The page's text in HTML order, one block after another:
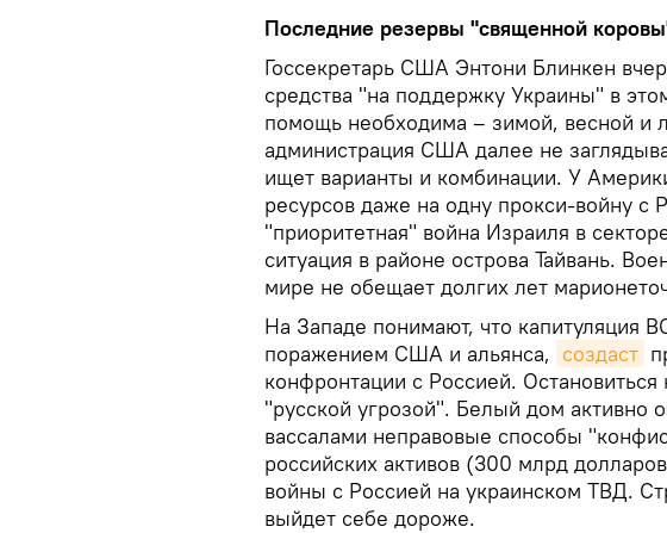
Последние резервы "священной
Госсекретарь США Энтони Блинкен
средства "на поддержку Украины" в
помощь необходима – зимой, весной и
администрация США далее не
ищет варианты и комбинации. У
ресурсов даже на одну прокси-войну с
"приоритетная" война Израиля в
ситуация в районе острова Тайвань.
мире не обещает долгих лет
На Западе понимают, что капитуляция
поражением США и альянса, создаст
конфронтации с Россией. Остановиться
"русской угрозой". Белый дом активно
вассалами неправовые способы
российских активов (300 млрд
войны с Россией на украинском ТВД.
выйдет себе дороже.